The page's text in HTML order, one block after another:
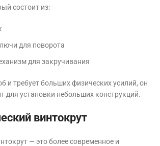
состоит из:
для поворота
для закручивания
и требует больших физических усилий, он
для установки небольших конструкций.
винтокрут
— это более современное и